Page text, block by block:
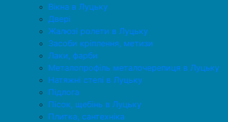
Вікна в Луцьку
Двері
Жалюзі ролети в Луцьку
Засоби кріплення, метизи
Лаки, фарби
Металопрофіль металочерепиця в Луцьку
Натяжні стелі в Луцьку
Підлога
Пісок, щебінь в Луцьку
Плитка, сантехніка